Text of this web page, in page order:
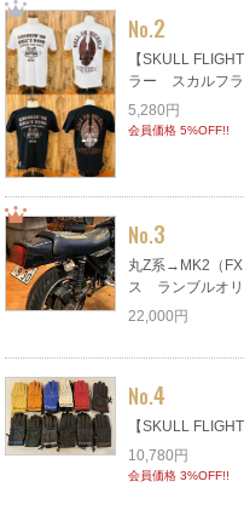
No.2
【SKULL
ラー スカルフラ
5,280円
会員価格 5%OFF!!
No.3
丸Z系→MK2（
ス ランブルオ
22,000円
No.4
【SKULL
10,780円
会員価格 3%OFF!!